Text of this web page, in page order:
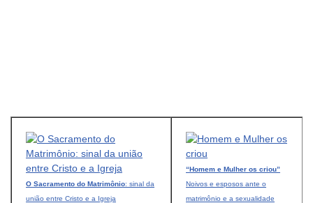
O Sacramento do Matrimônio: sinal da
união entre Cristo e a Igreja
“Homem e Mulher os criou”
Noivos e esposos ante o
matrimônio e a sexualidade